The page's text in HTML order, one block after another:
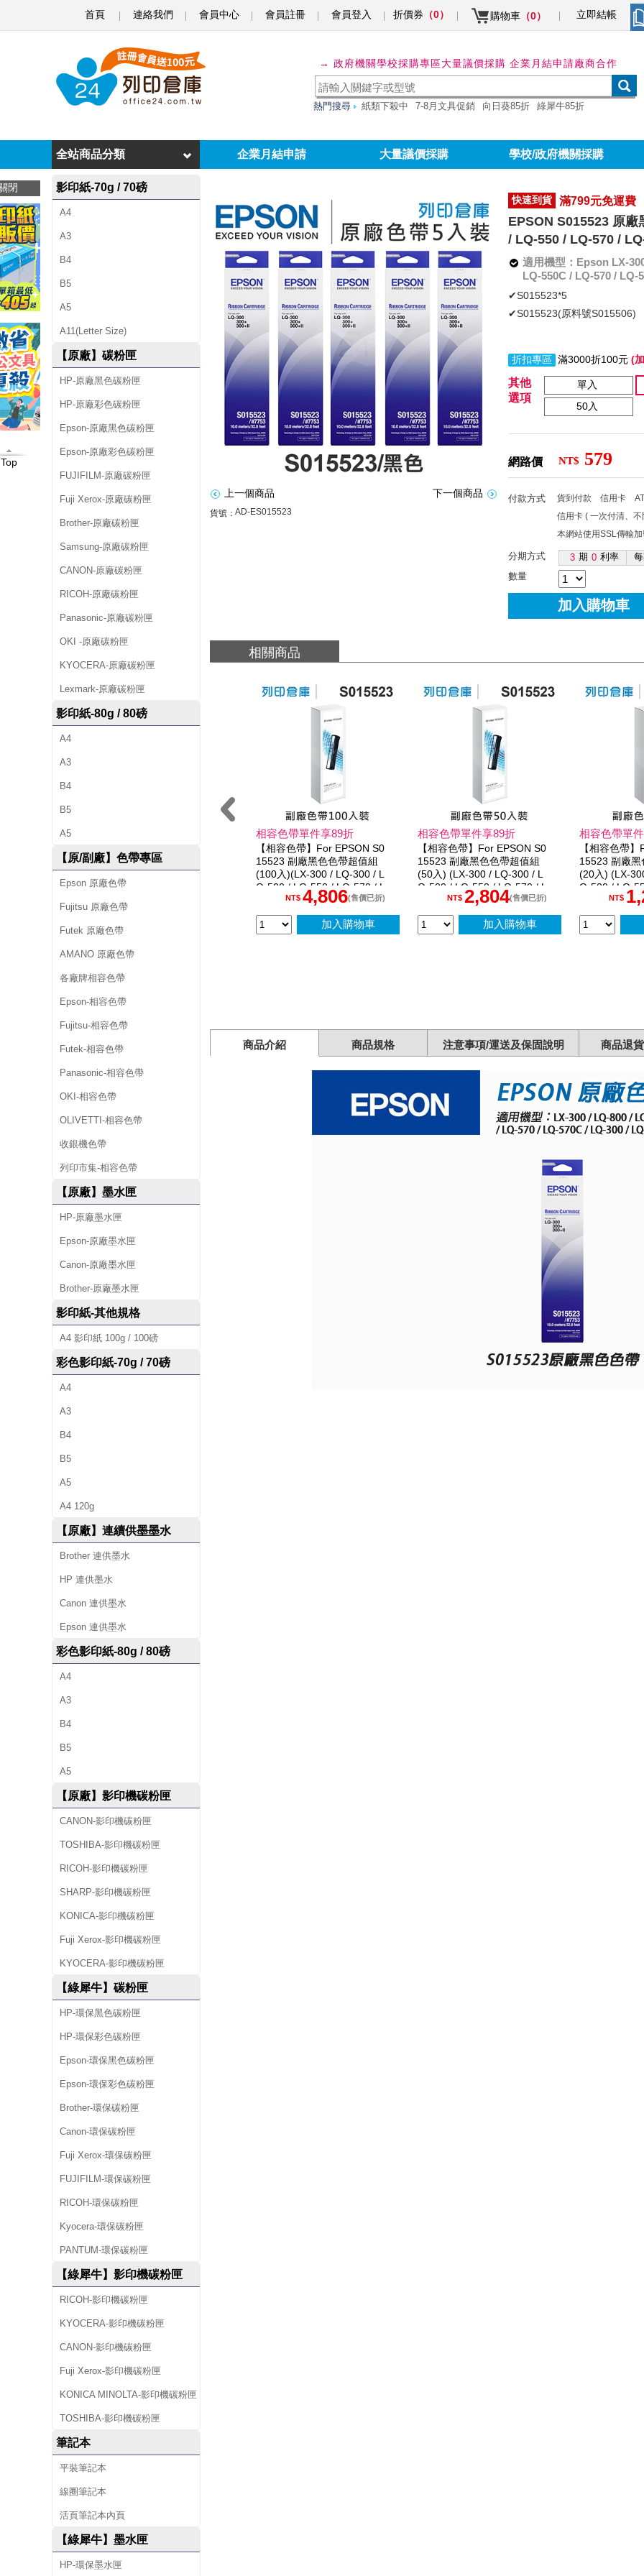
首頁 連絡我們 會員中心 會員註冊 會員登入 折價券 （0） 購物車 （0） 立即結帳
閉
Top
S
N
S
0
1
5
廠
黑
色
色
帶
超
值
組
5
入
L
X
-
3
Q
3
0
0
L
Q
5
0
0
L
Q
5
5
0
L
Q
-
5
7
0
L
Q
8
0
0
→ 政府機關學校採購專區大量議價採購 企業月結申請廠商合作
熱門搜尋 紙類下殺中 7-8月文具促銷 向日葵85折 綠犀牛85折
企業月結申請 大量議價採購 學校/政府機關採購
全站商品分類
影印紙-70g / 70磅
A4
A3
B4
B5
A5
A11(Letter Size)
【原廠】碳粉匣
HP-原廠黑色碳粉匣
HP-原廠彩色碳粉匣
Epson-原廠黑色碳粉匣
Epson-原廠彩色碳粉匣
FUJIFILM-原廠碳粉匣
Fuji Xerox-原廠碳粉匣
Brother-原廠碳粉匣
Samsung-原廠碳粉匣
CANON-原廠碳粉匣
RICOH-原廠碳粉匣
Panasonic-原廠碳粉匣
OKI -原廠碳粉匣
KYOCERA-原廠碳粉匣
Lexmark-原廠碳粉匣
影印紙-80g / 80磅
A4
A3
B4
B5
A5
【原/副廠】色帶專區
Epson 原廠色帶
Fujitsu 原廠色帶
Futek 原廠色帶
AMANO 原廠色帶
各廠牌相容色帶
Epson-相容色帶
Fujitsu-相容色帶
Futek-相容色帶
Panasonic-相容色帶
OKI-相容色帶
OLIVETTI-相容色帶
收銀機色帶
列印市集-相容色帶
【原廠】墨水匣
HP-原廠墨水匣
Epson-原廠墨水匣
Canon-原廠墨水匣
Brother-原廠墨水匣
影印紙-其他規格
A4 影印紙 100g / 100磅
彩色影印紙-70g / 70磅
A4
A3
B4
B5
A5
A4 120g
【原廠】連續供墨墨水
Brother 連供墨水
HP 連供墨水
Canon 連供墨水
Epson 連供墨水
彩色影印紙-80g / 80磅
A4
A3
B4
B5
A5
【原廠】影印機碳粉匣
CANON-影印機碳粉匣
TOSHIBA-影印機碳粉匣
RICOH-影印機碳粉匣
SHARP-影印機碳粉匣
KONICA-影印機碳粉匣
Fuji Xerox-影印機碳粉匣
KYOCERA-影印機碳粉匣
【綠犀牛】碳粉匣
HP-環保黑色碳粉匣
HP-環保彩色碳粉匣
Epson-環保黑色碳粉匣
Epson-環保彩色碳粉匣
Brother-環保碳粉匣
Canon-環保碳粉匣
Fuji Xerox-環保碳粉匣
FUJIFILM-環保碳粉匣
RICOH-環保碳粉匣
Kyocera-環保碳粉匣
PANTUM-環保碳粉匣
【綠犀牛】影印機碳粉匣
RICOH-影印機碳粉匣
KYOCERA-影印機碳粉匣
CANON-影印機碳粉匣
Fuji Xerox-影印機碳粉匣
KONICA MINOLTA-影印機碳粉匣
TOSHIBA-影印機碳粉匣
筆記本
平裝筆記本
線圈筆記本
活頁筆記本內頁
【綠犀牛】墨水匣
HP-環保墨水匣
上一個商品 下一個商品
貨號：AD-ES015523
快速到貨 滿799元免運費
EPSON S015523 原
/ LQ-550 / LQ-570 /
適用機型：Epson LX-
LQ-550C / LQ-570 / LQ-
✔S015523*5
✔S015523(原料號S015506)
折扣專區 滿3000折100元 (
其他
選項
單入
50入
網路價 NT$ 579
付款方式 貨到付款 信用卡
信用卡 ( 一次付清、不
本網站使用SSL傳輸
分期方式 3 期 0 利率
數量
加入購物車
相關商品
相容色帶單件享89折
【相容色帶】For EPSON S0
15523 副廠黑色色帶超值組
(100入)(LX-300 / LQ-300 / L
Q-500 / LQ-550 / LQ-570 / L
Q-800)NT$ 4,806(售價已折)
加入購物車
相容色帶單件享89折
【相容色帶】For EPSON S0
15523 副廠黑色色帶超值組
(50入) (LX-300 / LQ-300 / L
Q-500 / LQ-550 / LQ-570 / L
Q-800)NT$ 2,804(售價已折)
加入購物車
相容色帶單
【相容色帶
15523 副廠
(20入) (LX-
Q-500 / LQ-
Q-800)NT$
商品介紹 商品規格 注意事項/運送及保固說明 商品退